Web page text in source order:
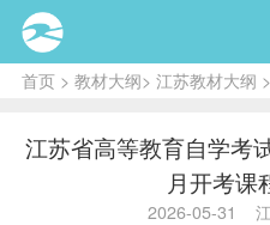
首页> 教材大纲> 江苏教材大纲
江苏省高等教育自学考
月开考课
2026-05-31